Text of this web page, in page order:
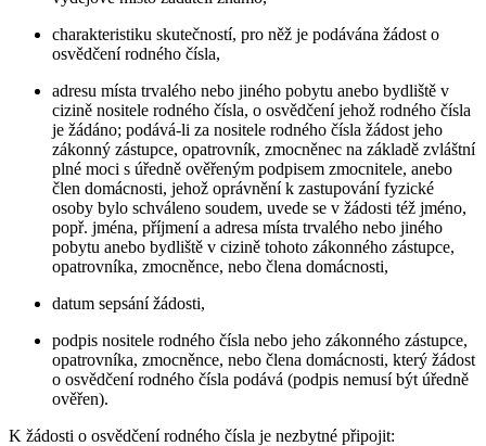
charakteristiku skutečností, pro něž je podávána žádost o
osvědčení rodného čísla,
adresu místa trvalého nebo jiného pobytu anebo bydliště v
cizině nositele rodného čísla, o osvědčení jehož rodného čísla
je žádáno; podává-li za nositele rodného čísla žádost jeho
zákonný zástupce, opatrovník, zmocněnec na základě zvláštní
plné moci s úředně ověřeným podpisem zmocnitele, anebo
člen domácnosti, jehož oprávnění k zastupování fyzické
osoby bylo schváleno soudem, uvede se v žádosti též jméno,
popř. jména, příjmení a adresa místa trvalého nebo jiného
pobytu anebo bydliště v cizině tohoto zákonného zástupce,
opatrovníka, zmocněnce, nebo člena domácnosti,
datum sepsání žádosti,
podpis nositele rodného čísla nebo jeho zákonného zástupce,
opatrovníka, zmocněnce, nebo člena domácnosti, který žádost
o osvědčení rodného čísla podává (podpis nemusí být úředně
ověřen).
K žádosti o osvědčení rodného čísla je nezbytné připojit: